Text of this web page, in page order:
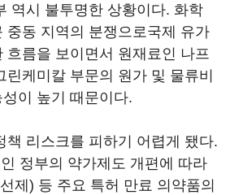
역시 불투명한 상황이다. 화학
중동 지역의 분쟁으로국제 유가
흐름을 보이면서 원재료인 나프
케미칼 부문의 원가 및 물류비
이 높기 때문이다.
책 리스크를 피하기 어렵게 됐다.
정부의 약가제도 개편에 따라
제) 등 주요 특허 만료 의약품의